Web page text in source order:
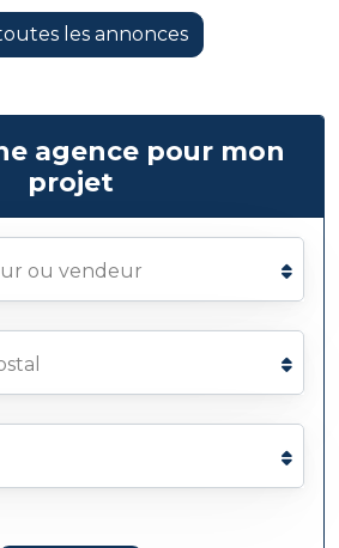
les annonces
agence pour mon
projet
ou vendeur